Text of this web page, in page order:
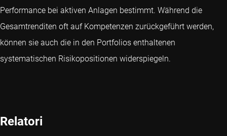
Performance bei aktiven Anlagen bestimmt. Während die
Gesamtrenditen oft auf Kompetenzen zurückgeführt werden,
können sie auch die in den Portfolios enthaltenen
systematischen Risikopositionen widerspiegeln.
Relatori